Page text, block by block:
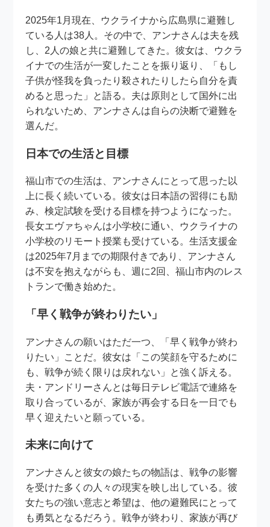
2025年1月現在、ウクライナから広島県に避難し
ている人は38人。その中で、アンナさんは夫を残
し、2人の娘と共に避難してきた。彼女は、ウクラ
イナでの生活が一変したことを振り返り、「もし
子供が怪我を負ったり殺されたりしたら自分を責
めると思った」と語る。夫は原則として国外に出
られないため、アンナさんは自らの決断で避難を
選んだ。
日本での生活と目標
福山市での生活は、アンナさんにとって思った以
上に長く続いている。彼女は日本語の習得にも励
み、検定試験を受ける目標を持つようになった。
長女エヴァちゃんは小学校に通い、ウクライナの
小学校のリモート授業も受けている。生活支援金
は2025年7月までの期限付きであり、アンナさん
は不安を抱えながらも、週に2回、福山市内のレス
トランで働き始めた。
「早く戦争が終わりたい」
アンナさんの願いはただ一つ、「早く戦争が終わ
りたい」ことだ。彼女は「この笑顔を守るために
も、戦争が続く限りは戻れない」と強く訴える。
夫・アンドリーさんとは毎日テレビ電話で連絡を
取り合っているが、家族が再会する日を一日でも
早く迎えたいと願っている。
未来に向けて
アンナさんと彼女の娘たちの物語は、戦争の影響
を受けた多くの人々の現実を映し出している。彼
女たちの強い意志と希望は、他の避難民にとって
も勇気となるだろう。戦争が終わり、家族が再び